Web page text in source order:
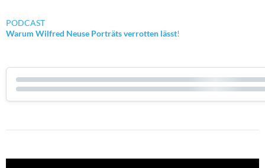
PODCAST
Warum Wilfred Neuse Porträts verrotten lässt!